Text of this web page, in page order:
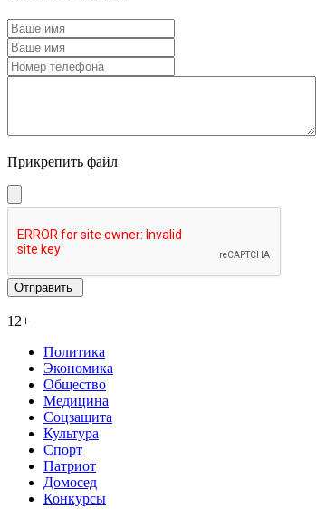
Прикрепить файл
12+
Политика
Экономика
Общество
Медицина
Соцзащита
Культура
Спорт
Патриот
Домосед
Конкурсы